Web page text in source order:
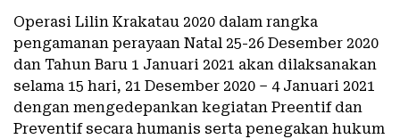
Operasi Lilin Krakatau 2020 dalam rangka
pengamanan perayaan Natal 25-26 Desember 2020
dan Tahun Baru 1 Januari 2021 akan dilaksanakan
selama 15 hari, 21 Desember 2020 – 4 Januari 2021
dengan mengedepankan kegiatan Preentif dan
Preventif secara humanis serta penegakan hukum